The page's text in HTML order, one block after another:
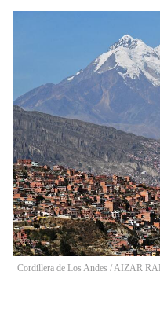
Cordillera de Los Andes /AIZAR